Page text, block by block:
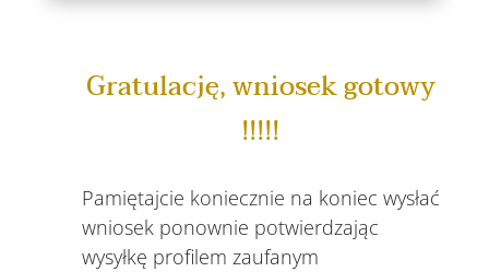
Gratulację, wniosek gotowy
!!!!!
Pamiętajcie koniecznie na koniec wysłać
wniosek ponownie potwierdzając
wysyłkę profilem zaufanym